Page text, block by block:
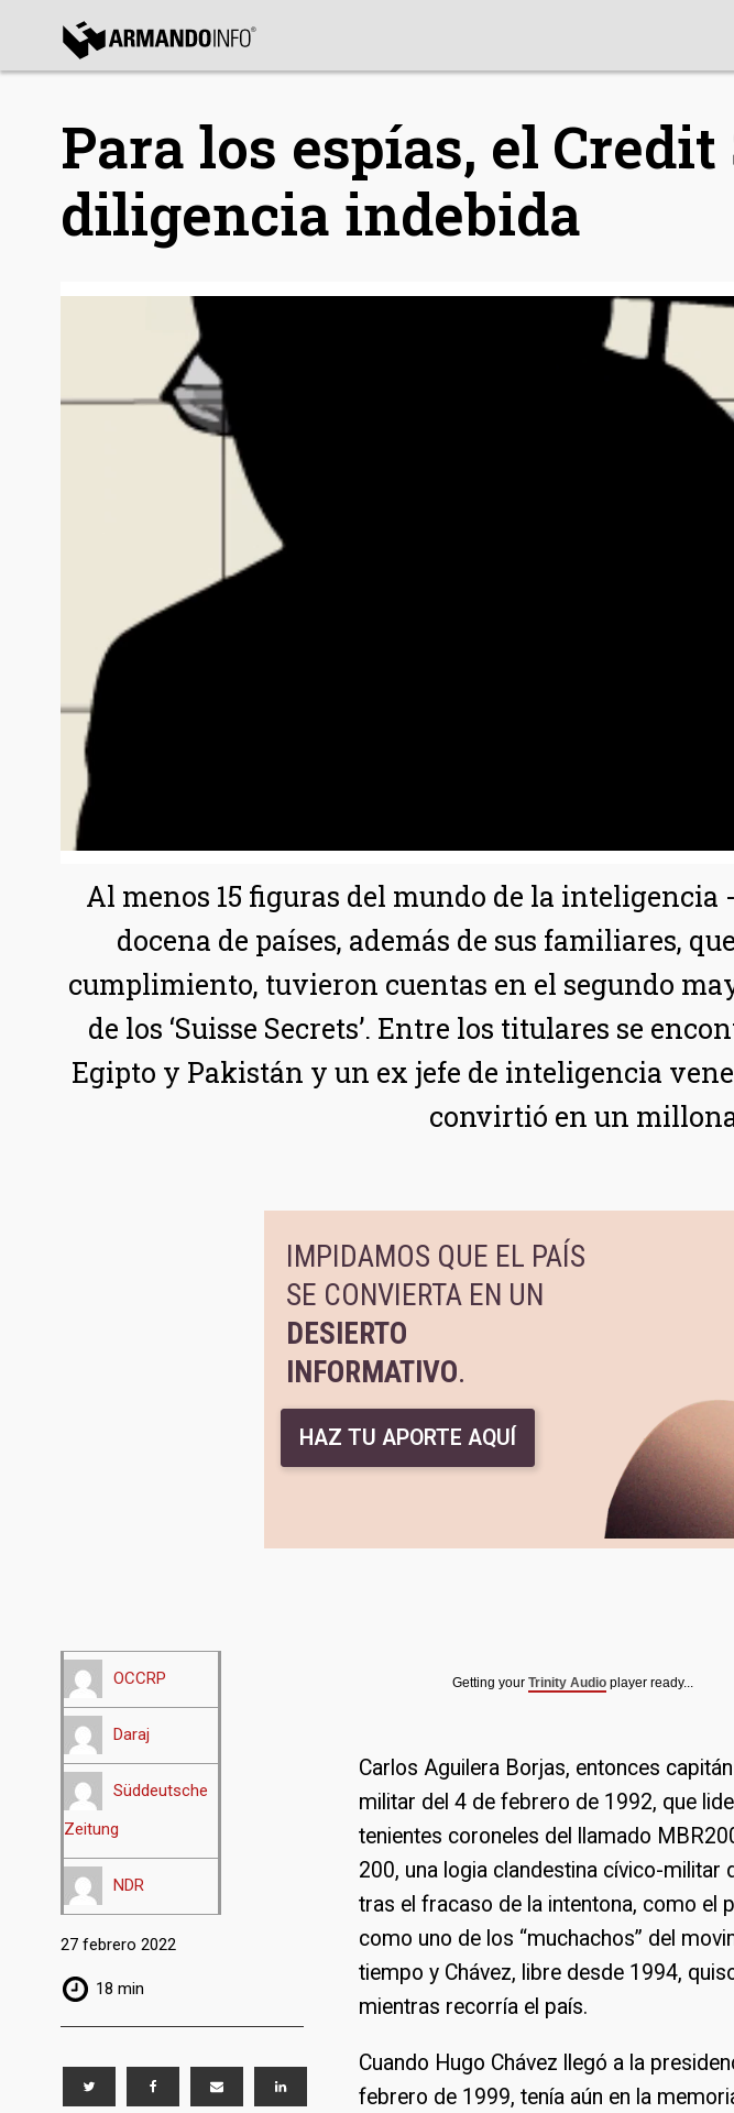
Para los espías, el
diligencia indebida
Al menos 15 figuras del mundo de la
docena de países, además de sus familiares,
cumplimiento, tuvieron cuentas en el segundo
de los ‘Suisse Secrets’. Entre los titulares se
Egipto y Pakistán y un ex jefe de inteligencia
convirtió en un
IMPIDAMOS QUE EL PAÍS
SE CONVIERTA EN UN
DESIERTO
INFORMATIVO.
HAZ TU APORTE AQUÍ
OCCRP
Daraj
Süddeutsche
Zeitung
NDR
27 febrero 2022
18 min
Getting yourTrinity Audio player ready...
Carlos Aguilera Borjas, entonces
militar del 4 de febrero de 1992, que
tenientes coroneles del llamado
200, una logia clandestina cívico-militar
tras el fracaso de la intentona, como el
como uno de los “muchachos” del
tiempo y Chávez, libre desde 1994,
mientras recorría el país.
Cuando Hugo Chávez llegó a la
febrero de 1999, tenía aún en la